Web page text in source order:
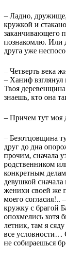
– Ладно, дружище,
кружкой и
заканчивающего
познакомлю. Или
друга уже
– Четверть века
– Ханиф
Твоя
знаешь, кто она
– Причем тут моя
– Безотцовщина
друг до дна
прочим, сначала
родственником
конкретным
девушкой
женихи своей же
моего согласия!..
кружку с брагой
опохмелись хотя
летник, там я
все условности…
не собираешься